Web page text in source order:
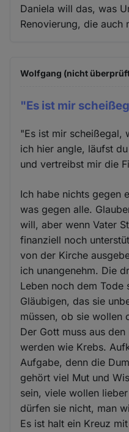
Daniela will das, was
Renovierung, die auch
Wolfgang (nicht
"Es ist mir
"Es ist mir scheißegal,
ich hier angle, läufst
und vertreibst mir die
Ich habe nichts gegen
was gegen alle.
will, aber wenn Vater
finanziell noch
von der Kirche
ich unangenehm. Die
Leben noch dem
Gläubigen, das sie
müssen, ob sie wollen
Der Gott muss aus
werden wie Krebs.
Aufgabe, denn die
gehört viel Mut und
sein, viele wollen
dürfen sie nicht, man
Es ist halt ein Kreuz